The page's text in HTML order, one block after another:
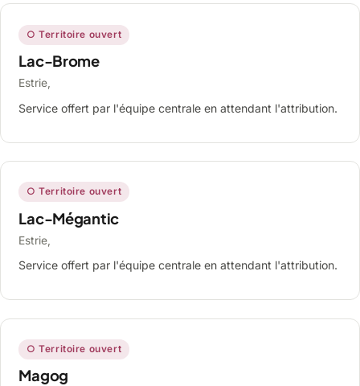
○ Territoire ouvert
Lac-Brome
Estrie,
Service offert par l'équipe centrale en attendant l'attribution.
○ Territoire ouvert
Lac-Mégantic
Estrie,
Service offert par l'équipe centrale en attendant l'attribution.
○ Territoire ouvert
Magog